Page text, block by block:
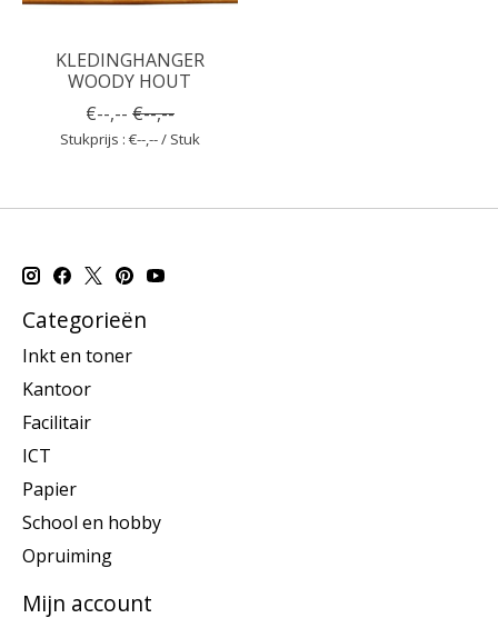
KLEDINGHANGER
WOODY HOUT
€--,-- €--,--
Stukprijs : €--,-- / Stuk
Categorieën
Inkt en toner
Kantoor
Facilitair
ICT
Papier
School en hobby
Opruiming
Mijn account